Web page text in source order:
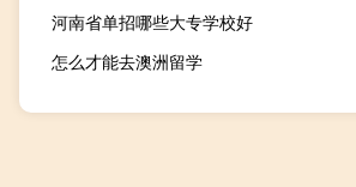
河南省单招哪些大专学校好
怎么才能去澳洲留学